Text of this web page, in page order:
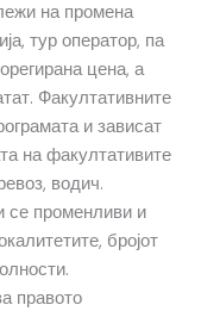
на промена
тур оператор, па
цена, а
Факултативните
и зависат
на факултативите
водич.
се променливи и
бројот
правото